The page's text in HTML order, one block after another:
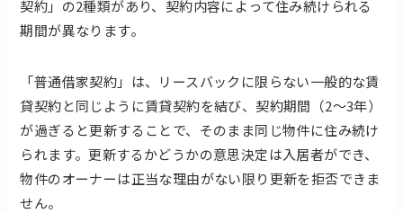
契約」の2種類があり、契約内容によって住み続けられる
期間が異なります。
「普通借家契約」は、リースバックに限らない一般的な賃
貸契約と同じように賃貸契約を結び、契約期間（2～3年）
が過ぎると更新することで、そのまま同じ物件に住み続け
られます。更新するかどうかの意思決定は入居者ができ、
物件のオーナーは正当な理由がない限り更新を拒否できま
せん。